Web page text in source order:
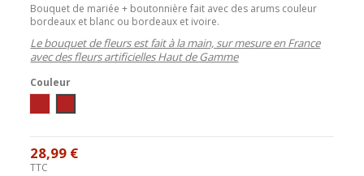
Bouquet de mariée + boutonnière fait avec des arums couleur
bordeaux et blanc ou bordeaux et ivoire.
Le bouquet de fleurs est fait à la main, sur mesure en France
avec des fleurs artificielles Haut de Gamme
Couleur
28,99 €
TTC